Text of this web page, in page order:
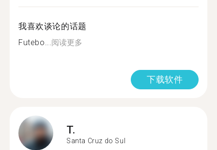
我喜欢谈论的话题
Futebo...阅读更多
下载软件
T.
Santa Cruz do Sul